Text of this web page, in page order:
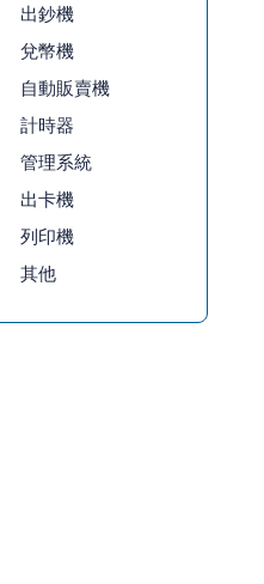
出鈔機
兌幣機
自動販賣機
計時器
管理系統
出卡機
列印機
其他